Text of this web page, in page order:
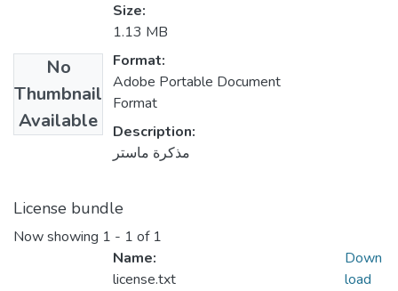
No
Thumbnail
Available
Size:
1.13 MB
Format:
Adobe Portable Document
Format
Description:
مذكرة ماستر
License bundle
Now showing 1 - 1 of 1
Name:
license.txt
Down
load